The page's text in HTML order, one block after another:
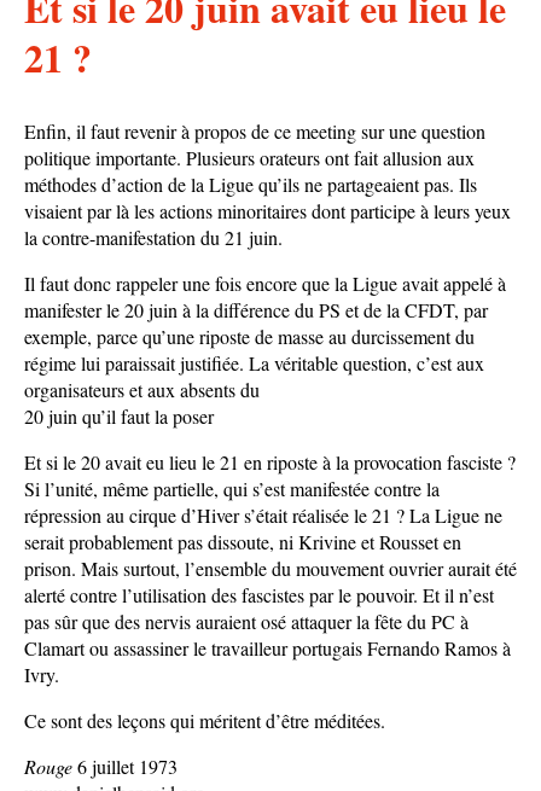
21 ?
Enfin, il faut revenir à propos de ce meeting sur une question
politique importante. Plusieurs orateurs ont fait allusion aux
méthodes d’action de la Ligue qu’ils ne partageaient pas. Ils
visaient par là les actions minoritaires dont participe à leurs yeux
la contre-manifestation du 21 juin.
Il faut donc rappeler une fois encore que la Ligue avait appelé à
manifester le 20 juin à la différence du PS et de la CFDT, par
exemple, parce qu’une riposte de masse au durcissement du
régime lui paraissait justifiée. La véritable question, c’est aux
organisateurs et aux absents du
20 juin qu’il faut la poser
Et si le 20 avait eu lieu le 21 en riposte à la provocation fasciste ?
Si l’unité, même partielle, qui s’est manifestée contre la
répression au cirque d’Hiver s’était réalisée le 21 ? La Ligue ne
serait probablement pas dissoute, ni Krivine et Rousset en
prison. Mais surtout, l’ensemble du mouvement ouvrier aurait été
alerté contre l’utilisation des fascistes par le pouvoir. Et il n’est
pas sûr que des nervis auraient osé attaquer la fête du PC à
Clamart ou assassiner le travailleur portugais Fernando Ramos à
Ivry.
Ce sont des leçons qui méritent d’être méditées.
Rouge6 juillet 1973